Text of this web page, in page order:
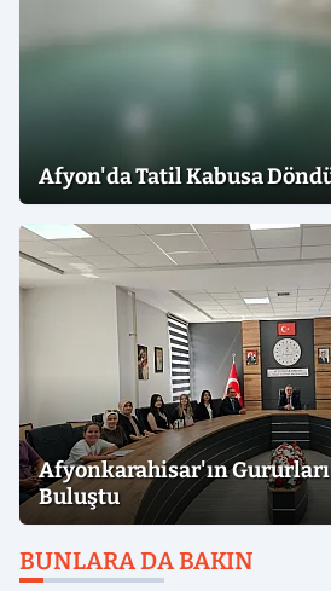
Afyon'da Tatil Kabusa
Afyonkarahisar'ın
Buluştu
BUNLARA DA BAKIN